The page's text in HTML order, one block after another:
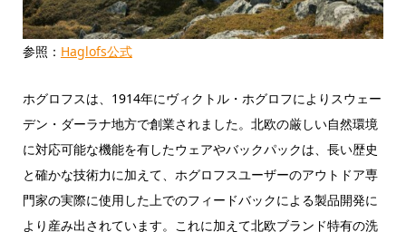
参照： Haglofs公式
ホグロフスは、1914年にヴィクトル・ホグロフによりスウェー
デン・ダーラナ地方で創業されました。北欧の厳しい自然環境
に対応可能な機能を有したウェアやバックパックは、長い歴史
と確かな技術力に加えて、ホグロフスユーザーのアウトドア専
門家の実際に使用した上でのフィードバックによる製品開発に
より産み出されています。これに加えて北欧ブランド特有の洗